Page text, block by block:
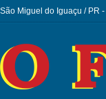
São Miguel do Iguaçu / PR -